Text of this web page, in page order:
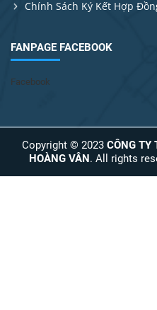
Chính Sách Ký Kết Hợp
FANPAGE FACEBOOK
Facebook
Copyright © 2023 CÔNG TY
HOÀNG VÂN. All rights